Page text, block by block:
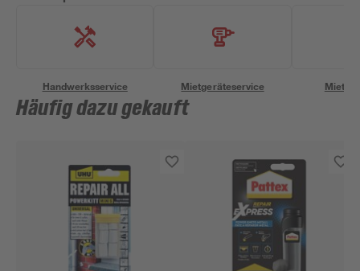
Handwerksservice Mietgeräteservice
Häufig dazu gekauft